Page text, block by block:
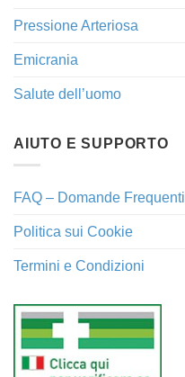
Pressione Arteriosa
Emicrania
Salute dell’uomo
AIUTO E SUPPORTO
FAQ – Domande Frequenti
Politica sui Cookie
Termini e Condizioni